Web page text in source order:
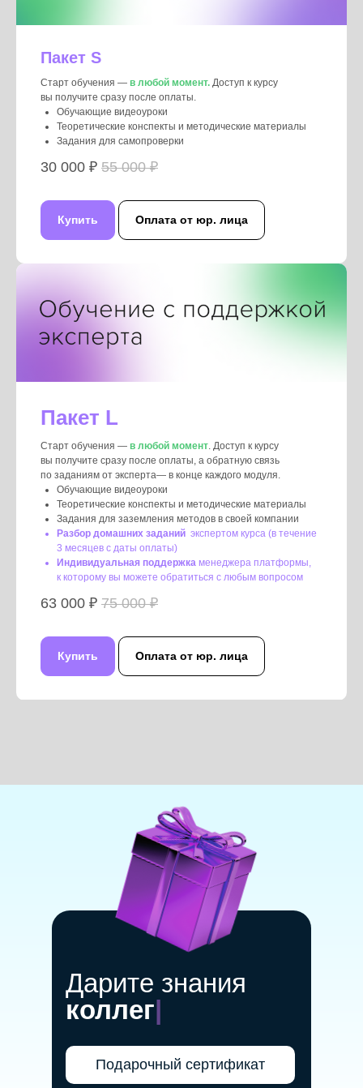
Пакет S
Старт обучения — в любой момент. Доступ к курсу
вы получите сразу после оплаты.
Обучающие видеоуроки
Теоретические конспекты и методические материалы
Задания для самопроверки
30 000 ₽ 55 000 ₽
Купить Оплата от юр. лица
Пакет L
Старт обучения — в любой момент. Доступ к курсу
вы получите сразу после оплаты, а обратную связь
по заданиям от эксперта— в конце каждого модуля.
Обучающие видеоуроки
Теоретические конспекты и методические материалы
Задания для заземления методов в своей компании
Разбор домашних заданий экспертом курса (в течение
3 месяцев с даты оплаты)
Индивидуальная поддержка менеджера платформы,
к которому вы можете обратиться с любым вопросом
63 000 ₽ 75 000 ₽
Купить Оплата от юр. лица
Подарочный сертификат
Дарите знания
коллеге